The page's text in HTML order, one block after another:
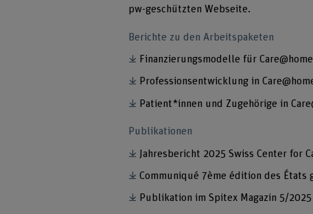
pw-geschützten Webseite.
Berichte zu den Arbeitspaketen
Finanzierungsmodelle für
Professionsentwicklung in
Patient*innen und Zugehörige in
Publikationen
Jahresbericht 2025 Swiss Center for
Communiqué 7ème édition des États
Publikation im Spitex Magazin 5/